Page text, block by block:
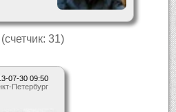
31)
07-30 09:50
Петербург